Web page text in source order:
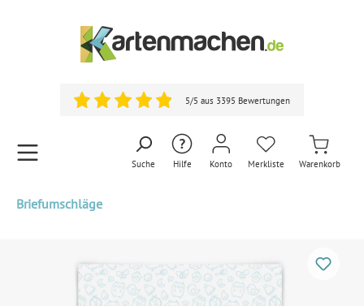
5/5 aus 3395 Bewertungen
Suche Hilfe Konto Merkliste Warenkorb
Briefumschläge